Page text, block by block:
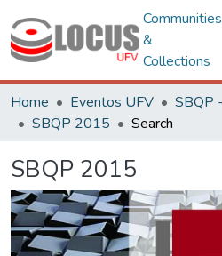
Communities
&
Collections
Home Eventos UFV
SBQP 2015
Search
SBQP 2015